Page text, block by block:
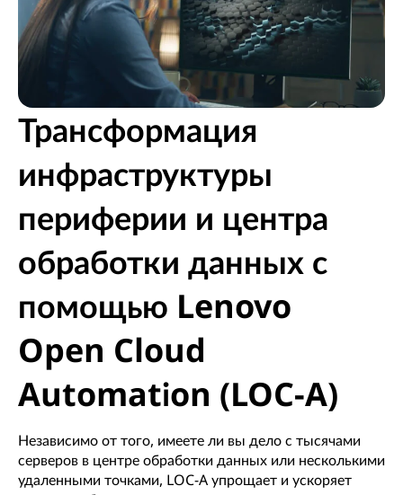
Трансформация
инфраструктуры
периферии и центра
обработки данных с
помощью Lenovo
Open Cloud
Automation (LOC-A)
Независимо от того, имеете ли вы дело с тысячами
серверов в центре обработки данных или несколькими
удаленными точками, LOC-A упрощает и ускоряет